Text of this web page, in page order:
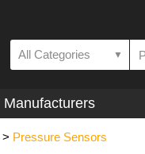
All Categories ▼
Manufacturers
> Pressure Sensors